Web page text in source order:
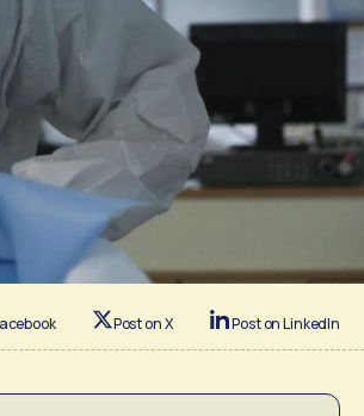
Post on X Post on LinkedIn